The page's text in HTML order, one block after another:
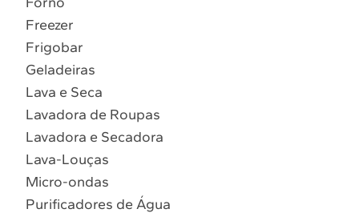
Localizar assistência técnica
Freezer
Frigobar
Geladeiras
Lava e Seca
Lavadora de Roupas
Lavadora e Secadora
Lava-Louças
Micro-ondas
Purificadores de Água